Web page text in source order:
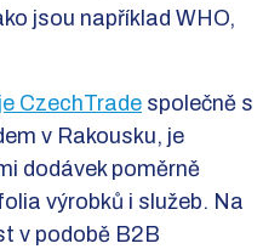
jsou například WHO,
CzechTrade společně s
v Rakousku, je
dodávek poměrně
výrobků i služeb. Na
v podobě B2B